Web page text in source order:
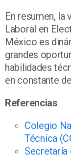
En resumen, la
Laboral en
México es
grandes
habilidades
en constante
Referencias
Colegio
Técnica
Secretaría